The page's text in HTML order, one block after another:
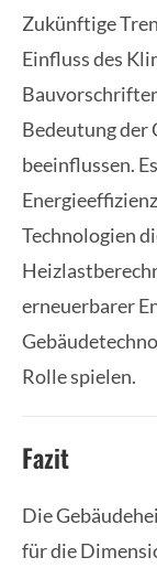
Zukünftige
Einfluss des
Bedeutung der
beeinflussen.
Technologien
erneuerbarer
Rolle spielen.
Fazit
Die
für die